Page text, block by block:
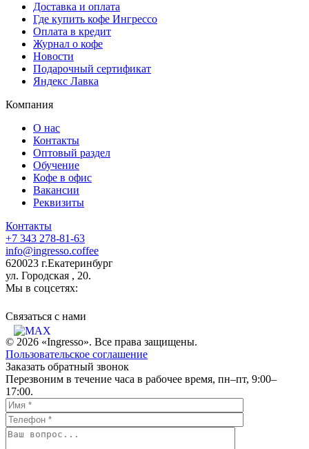
Доставка и оплата
Где купить кофе Ингрессо
Оплата в кредит
Журнал о кофе
Новости
Подарочный сертификат
Яндекс Лавка
Компания
О нас
Контакты
Оптовый раздел
Обучение
Кофе в офис
Вакансии
Реквизиты
Контакты
+7 343 278-81-63
info@ingresso.coffee
620023 г.Екатеринбург
ул. Городская , 20.
Мы в соцсетях:
Связаться c нами
© 2026 «Ingresso». Все права защищены.
Пользовательское соглашение
Заказать обратный звонок
Перезвоним в течение часа в рабочее время, пн–пт, 9:00–
17:00.